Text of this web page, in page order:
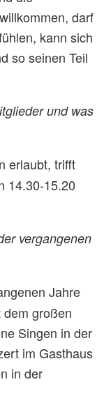
darf
kann sich
so seinen Teil
und was
erlaubt, trifft
14.30-15.20
vergangenen
Jahre
großen
Singen in der
im Gasthaus
in der